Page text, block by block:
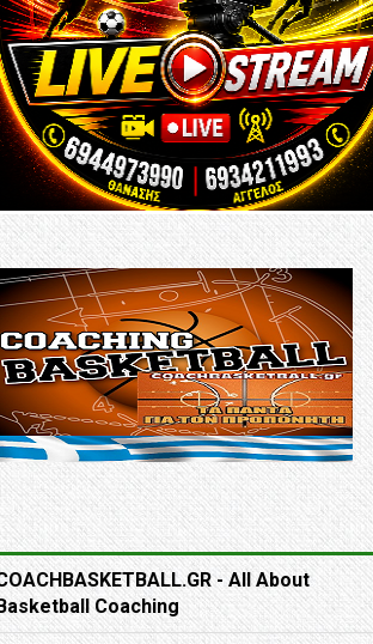
- All About
Coaching